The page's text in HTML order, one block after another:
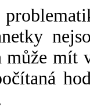
mít